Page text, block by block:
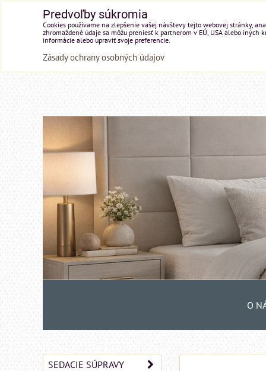
O
SEDACIE SÚPRAVY
Predvoľby súkromia
Cookies používame na zlepšenie vašej návštevy tejto webovej stránky,
zhromaždené údaje sa môžu preniesť k partnerom v EÚ, USA alebo
informácie alebo upraviť svoje preferencie.
Zásady ochrany osobných údajov